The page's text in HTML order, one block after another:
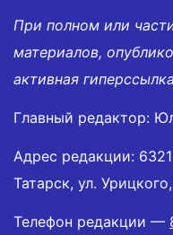
При полном или
материалов,
активная
Главный редактор:
Адрес редакции:
Татарск, ул.
Телефон редакции —